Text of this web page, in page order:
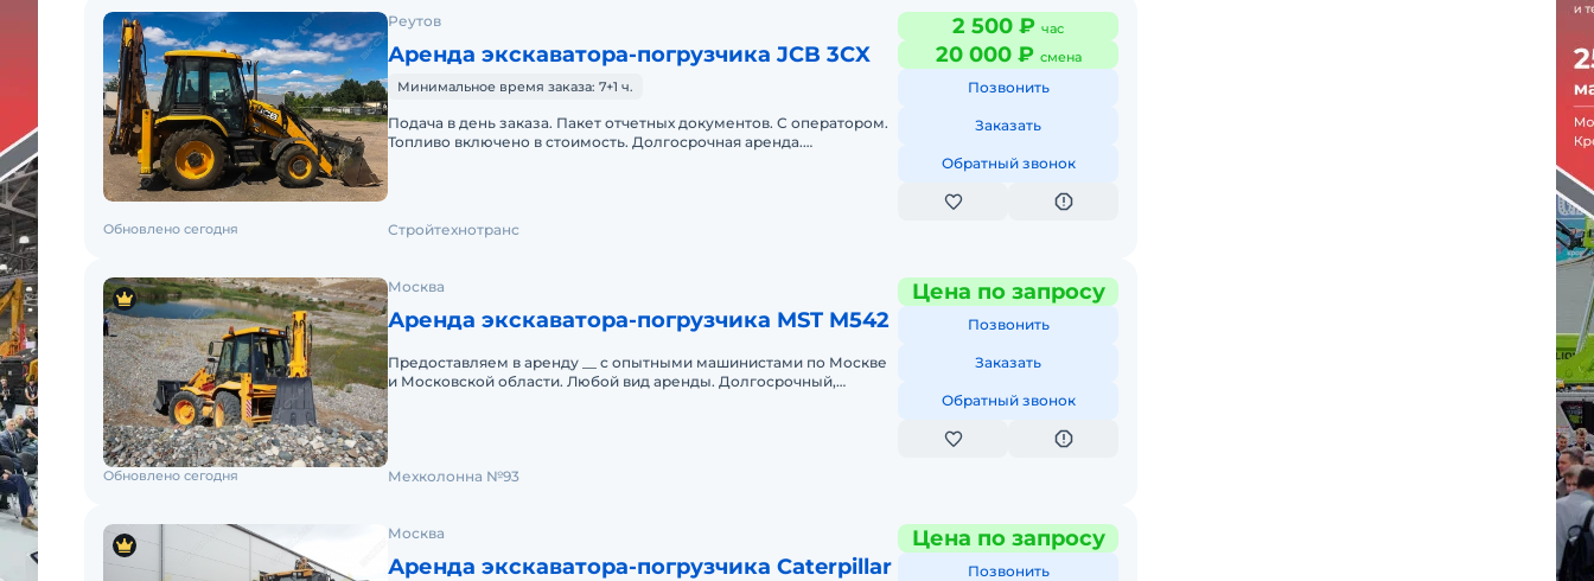
Реутов
Аренда экскаватора-погрузчика JCB 3CX
Минимальное время заказа: 7+1 ч.
Подача в день заказа. Пакет отчетных документов. С оператором.
Топливо включено в стоимость. Долгосрочная аренда.
2 500 ₽ час
20 000 ₽ смена
Позвонить
Заказать
Обратный звонок
Обновлено сегодня Стройтехнотранс
Москва
Аренда экскаватора-погрузчика MST M542
Предоставляем в аренду __ с опытными машинистами по Москве
и Московской области. Любой вид аренды. Долгосрочный,
Цена по запросу
Позвонить
Заказать
Обратный звонок
Обновлено сегодня Мехколонна №93
Москва
Аренда экскаватора-погрузчика Caterpillar
Цена по запросу
Позвонить